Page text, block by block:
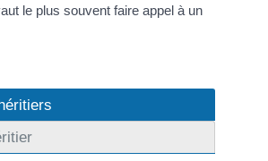
le plus souvent faire appel à un